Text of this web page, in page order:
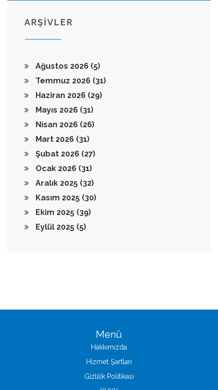
ARŞİVLER
Ağustos 2026 (5)
Temmuz 2026 (31)
Haziran 2026 (29)
Mayıs 2026 (31)
Nisan 2026 (26)
Mart 2026 (31)
Şubat 2026 (27)
Ocak 2026 (31)
Aralık 2025 (32)
Kasım 2025 (30)
Ekim 2025 (39)
Eylül 2025 (5)
Menü
Hakkımızda
Hizmet Şartları
Gizlilik Politikası